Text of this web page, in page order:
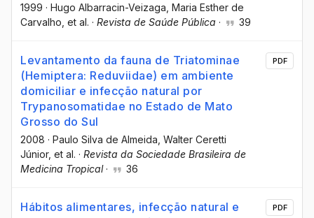
1999 · Hugo Albarracin-Veizaga , Maria Esther de
Carvalho , et al. · Revista de Saúde Pública · 39
Levantamento da fauna de Triatominae
(Hemiptera: Reduviidae) em ambiente
domiciliar e infecção natural por
Trypanosomatidae no Estado de Mato
Grosso do Sul
2008 · Paulo Silva de Almeida , Walter Ceretti
Júnior, et al. · Revista da Sociedade Brasileira de
Medicina Tropical· 36
PDF
Hábitos alimentares, infecção natural e
PDF